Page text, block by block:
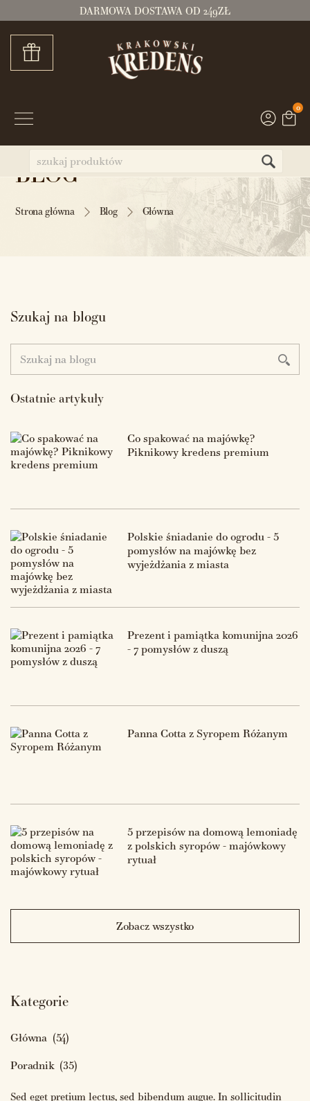
DARMOWA DOSTAWA OD 249ZŁ
0
BLOG
Strona główna Blog Główna
Szukaj na blogu
Ostatnie artykuły
Co spakować na majówkę?
Piknikowy kredens premium
Polskie śniadanie do ogrodu - 5
pomysłów na majówkę bez
wyjeżdżania z miasta
Prezent i pamiątka komunijna 2026
- 7 pomysłów z duszą
Panna Cotta z Syropem Różanym
5 przepisów na domową lemoniadę
z polskich syropów - majówkowy
rytuał
Zobacz wszystko
Kategorie
Główna (54)
Poradnik (35)
Sed eget pretium lectus, sed bibendum augue. In sollicitudin